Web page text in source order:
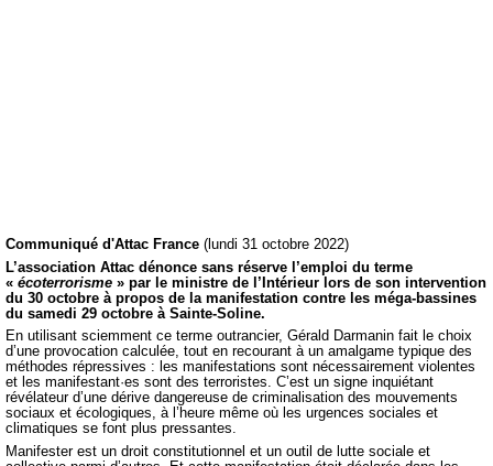
Communiqué d'Attac France (lundi 31 octobre 2022)
L’association Attac dénonce sans réserve l’emploi du terme
« écoterrorisme » par le ministre de l’Intérieur lors de son intervention
du 30 octobre à propos de la manifestation contre les méga-bassines
du samedi 29 octobre à Sainte-Soline.
En utilisant sciemment ce terme outrancier, Gérald Darmanin fait le choix
d’une provocation calculée, tout en recourant à un amalgame typique des
méthodes répressives : les manifestations sont nécessairement violentes
et les manifestant·es sont des terroristes. C’est un signe inquiétant
révélateur d’une dérive dangereuse de criminalisation des mouvements
sociaux et écologiques, à l’heure même où les urgences sociales et
climatiques se font plus pressantes.
Manifester est un droit constitutionnel et un outil de lutte sociale et